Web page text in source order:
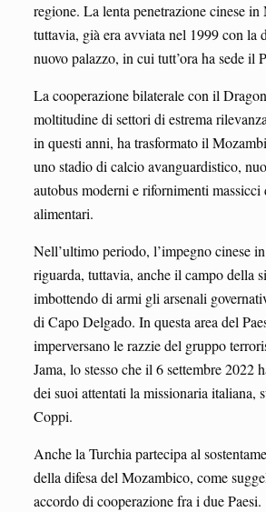
regione. La lenta penetrazione cinese
tuttavia, già era avviata nel 1999 con la
nuovo palazzo, in cui tutt’ora ha sede il
La cooperazione bilaterale con il
moltitudine di settori di estrema
in questi anni, ha trasformato il
uno stadio di calcio avanguardistico,
autobus moderni e rifornimenti massicci
alimentari.
Nell’ultimo periodo, l’impegno cinese
riguarda, tuttavia, anche il campo della
imbottendo di armi gli arsenali
di Capo Delgado. In questa area del
imperversano le razzie del gruppo
Jama, lo stesso che il 6 settembre 2022
dei suoi attentati la missionaria italiana,
Coppi.
Anche la Turchia partecipa al
della difesa del Mozambico, come
accordo di cooperazione fra i due Paesi.